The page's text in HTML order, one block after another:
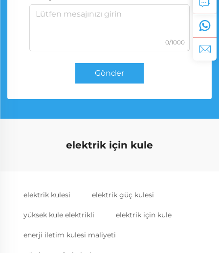
0/1000
Gönder
elektrik için kule
elektrik kulesi elektrik güç kulesi
yüksek kule elektrikli elektrik için kule
enerji iletim kulesi maliyeti